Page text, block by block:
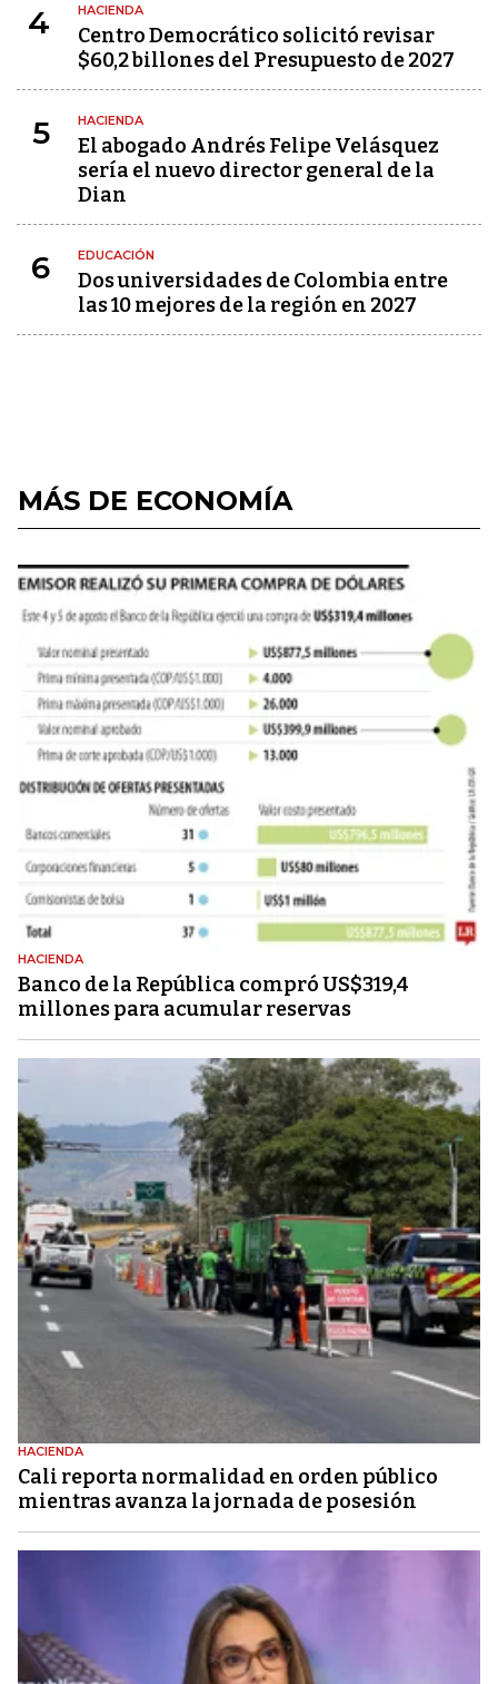
4 HACIENDA
Centro Democrático solicitó revisar
$60,2 billones del Presupuesto de 2027
5 HACIENDA
El abogado Andrés Felipe Velásquez
sería el nuevo director general de la
Dian
6 EDUCACIÓN
Dos universidades de Colombia entre
las 10 mejores de la región en 2027
MÁS DE ECONOMÍA
HACIENDA
Banco de la República compró US$319,4
millones para acumular reservas
HACIENDA
Cali reporta normalidad en orden público
mientras avanza la jornada de posesión